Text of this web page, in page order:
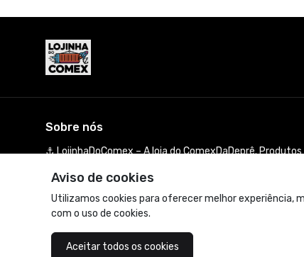
Aviso de cookies
Utilizamos cookies para oferecer melhor experiência,
com o uso de cookies.
Aceitar todos os cookies
Sobre nós
⚓ LojinhaDoComex – A loja do ComexDaDeprê.
Acompanhe-nos: